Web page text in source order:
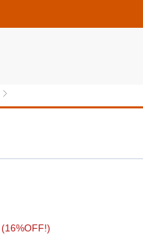
(16%OFF!)